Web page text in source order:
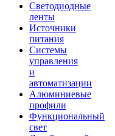
Светодиодные
ленты
Источники
питания
Системы
управления
и
автоматизации
Алюминиевые
профили
Функциональный
свет